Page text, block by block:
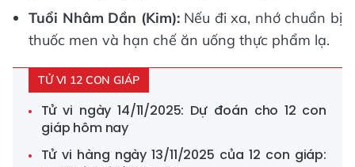
Tuổi Nhâm Dần (Kim):Nếu đi xa, nhớ chuẩn bị
thuốc men và hạn chế ăn uống thực phẩm lạ.
TỬ VI 12 CON GIÁP
Tử vi ngày 14/11/2025: Dự đoán cho 12 con
giáp hôm nay
Tử vi hàng ngày 13/11/2025 của 12 con giáp: